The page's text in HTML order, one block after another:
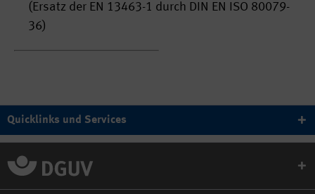
(Ersatz der EN 13463-1 durch DIN EN ISO 80079-
36)
Quicklinks und Services